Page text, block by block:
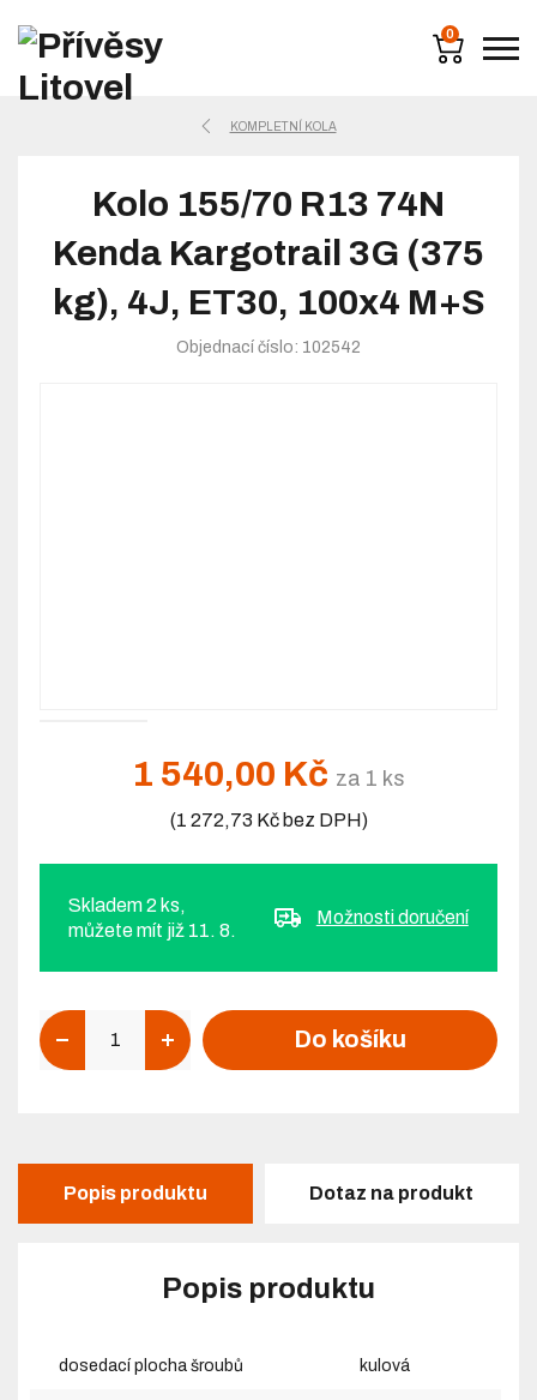
0
KOMPLETNÍ KOLA
Kolo 155/70 R13 74N
Kenda Kargotrail 3G (375
kg), 4J, ET30, 100x4 M+S
Objednací číslo: 102542
1 540,00 Kč za 1 ks
(1 272,73 Kč bez DPH)
Skladem 2 ks,
můžete mít již 11. 8.
Možnosti doručení
Do košíku
Popis produktu Dotaz na produkt
Popis produktu
dosedací plocha šroubů kulová